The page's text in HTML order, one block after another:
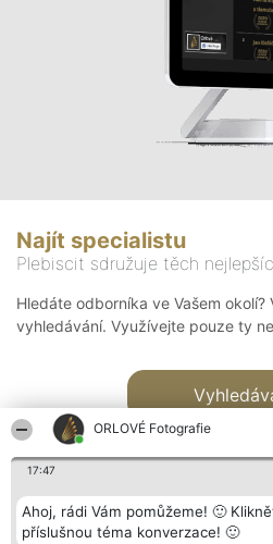
ORLOVÉ Fotografie
17:47
Ahoj, rádi Vám pomůžeme! 🙂
příslušnou téma konverzace! 🙂
Najít specialistu
Plebiscit sdružuje těch
Hledáte odborníka ve Vašem okolí?
vyhledávání. Využívejte pouze ty